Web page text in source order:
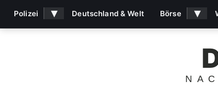
Polizei ▾ Deutschland & Welt Börse ▾